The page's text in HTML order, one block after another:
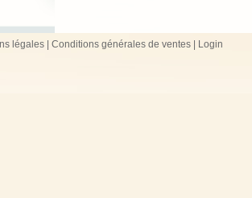
légales Conditions générales de ventes Login